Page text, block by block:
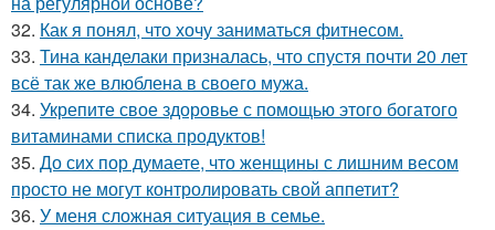
32. Как я понял, что хочу заниматься фитнесом.
33. Тина канделаки призналась, что спустя почти 20 лет
всё так же влюблена в своего мужа.
34. Укрепите свое здоровье с помощью этого богатого
витаминами списка продуктов!
35. До сих пор думаете, что женщины с лишним весом
просто не могут контролировать свой аппетит?
36. У меня сложная ситуация в семье.